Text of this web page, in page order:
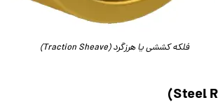
فلکه کششی یا هرزگرد (Traction Sheave)